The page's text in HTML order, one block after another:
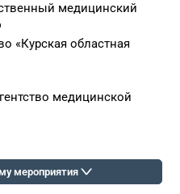
медицинский
«Курская областная
медицинской
мероприятия